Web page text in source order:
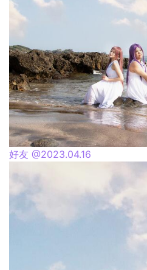
好友 @2023.04.16